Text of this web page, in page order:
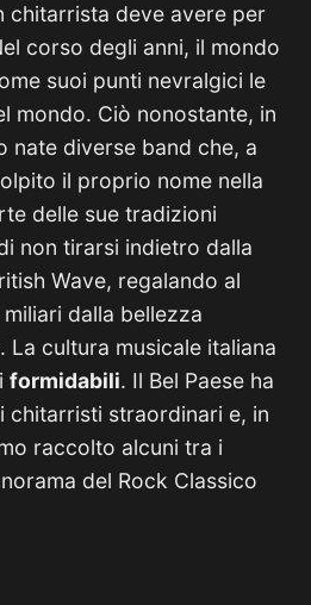
chitarrista deve avere per
corso degli anni, il mondo
suoi punti nevralgici le
mondo. Ciò nonostante, in
nate diverse band che, a
il proprio nome nella
delle sue tradizioni
non tirarsi indietro dalla
Wave, regalando al
dalla bellezza
. La cultura musicale italiana
formidabili. Il Bel Paese ha
chitarristi straordinari e, in
raccolto alcuni tra i
del Rock Classico